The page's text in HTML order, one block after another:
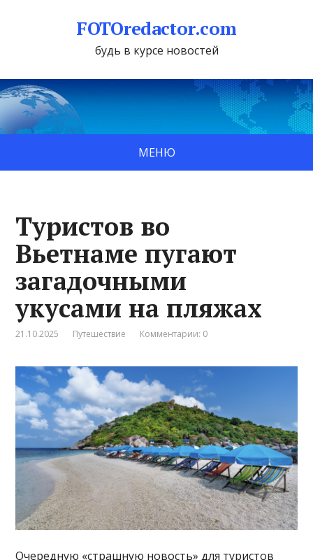
FOTOredactor.com
будь в курсе новостей
МЕНЮ
Туристов во
Вьетнаме пугают
загадочными
укусами на пляжах
21.10.2025 Путешествие Комментарии: 0
Очередную «страшную новость» для туристов